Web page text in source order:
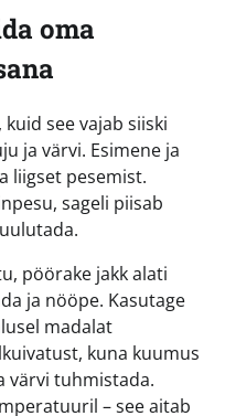
oma
see vajab siiski
ja värvi. Esimene ja
liigset pesemist.
sageli piisab
pöörake jakk alati
ja nööpe. Kasutage
madalat
kuna kuumus
värvi tuhmistada.
– see aitab